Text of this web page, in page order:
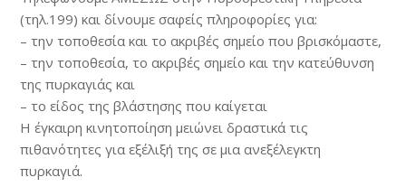
(τηλ.199) και δίνουμε σαφείς πληροφορίες για:
– την τοποθεσία και το ακριβές σημείο που βρισκόμαστε,
– την τοποθεσία, το ακριβές σημείο και την κατεύθυνση
της πυρκαγιάς και
– το είδος της βλάστησης που καίγεται
Η έγκαιρη κινητοποίηση μειώνει δραστικά τις
πιθανότητες για εξέλιξή της σε μια ανεξέλεγκτη
πυρκαγιά.